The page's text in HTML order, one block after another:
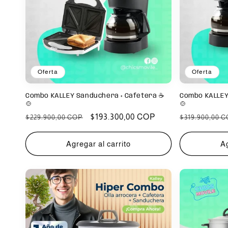
Oferta
Combo KALLEY Sanduchera + Cafetera ☕
🍲
Precio
$229.900,00 COP
Precio
oferta
$193.300,00 COP
Agregar al carrito
Oferta
Combo
🍲
Precio
$319.900,00